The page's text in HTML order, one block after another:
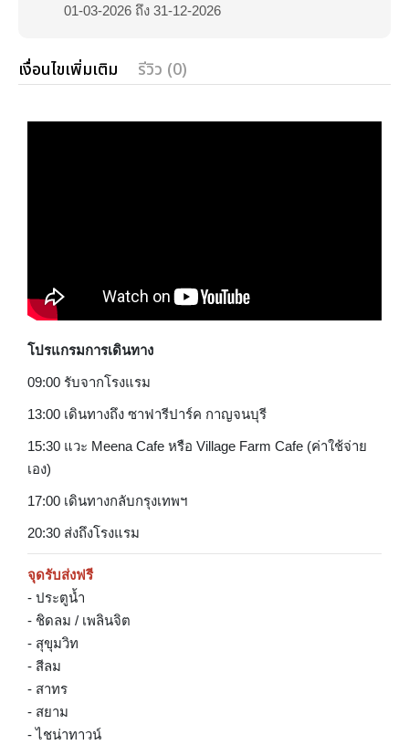
01-03-2026 ถึง 31-12-2026
เงื่อนไขเพิ่มเติม รีวิว (0)
โปรแกรมการเดินทาง
09:00 รับจากโรงแรม
13:00 เดินทางถึง ซาฟารีปาร์ค กาญจนบุรี
15:30 แวะ Meena Cafe หรือ Village Farm Cafe (ค่าใช้จ่าย
เอง)
17:00 เดินทางกลับกรุงเทพฯ
20:30 ส่งถึงโรงแรม
จุดรับส่งฟรี
- ประตูน้ำ
- ชิดลม / เพลินจิต
- สุขุมวิท
- สีลม
- สาทร
- สยาม
- ไชน่าทาวน์